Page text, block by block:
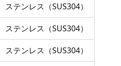
ステンレス（SUS304）
ステンレス（SUS304）
ステンレス（SUS304）